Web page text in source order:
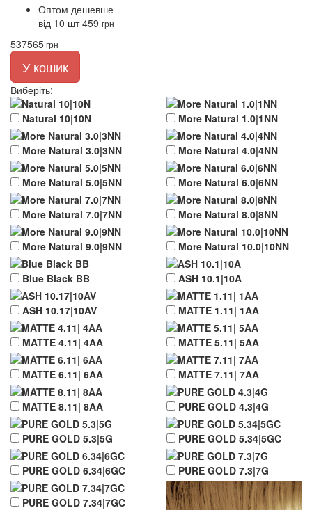
Оптом дешевше
від 10 шт459 грн
537565грн
У кошик
Виберіть:
Natural 10|10N More Natural 1.0|1NN
More Natural 3.0|3NN More Natural 4.0|4NN
More Natural 5.0|5NN More Natural 6.0|6NN
More Natural 7.0|7NN More Natural 8.0|8NN
More Natural 9.0|9NN More Natural 10.0|10NN
Blue Black BB ASH 10.1|10A
ASH 10.17|10AV MATTE 1.11| 1AA
MATTE 4.11| 4AA MATTE 5.11| 5AA
MATTE 6.11| 6AA MATTE 7.11| 7AA
MATTE 8.11| 8AA PURE GOLD 4.3|4G
PURE GOLD 5.3|5G PURE GOLD 5.34|5GC
PURE GOLD 6.34|6GC PURE GOLD 7.3|7G
PURE GOLD 7.34|7GC